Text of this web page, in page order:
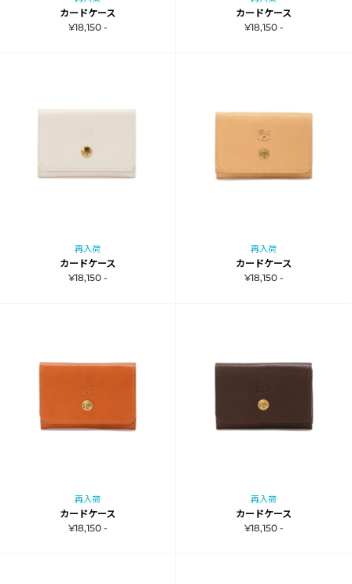
カードケース
¥18,150 -
カードケース
¥18,150 -
再入荷
カードケース
¥18,150 -
再入荷
カードケース
¥18,150 -
再入荷
カードケース
¥18,150 -
再入荷
カードケース
¥18,150 -